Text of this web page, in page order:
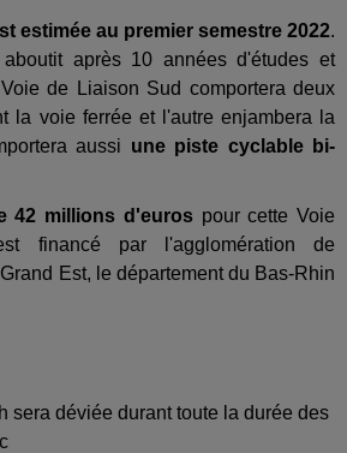
estimée au premier semestre 2022.
après 10 années d'études et
de Liaison Sud comportera deux
la voie ferrée et l'autre enjambera la
aussi une piste cyclable bi-
42 millions d'eurospour cette Voie
financé par l'agglomération de
Est, le département du Bas-Rhin
sera déviée durant toute la durée des